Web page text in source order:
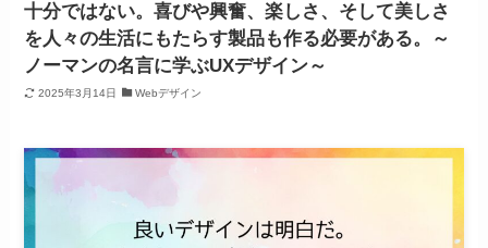
十分ではない。喜びや興奮、楽しさ、そして美しさ
を人々の生活にもたらす製品も作る必要がある。～
ノーマンの名言に学ぶUXデザイン～
2025年3月14日 Webデザイン